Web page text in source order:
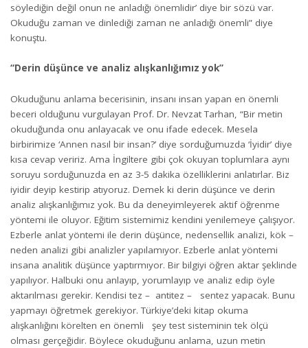
söylediğin değil onun ne anladığı önemlidir’ diye bir sözü var.
Okuduğu zaman ve dinlediği zaman ne anladığı önemli” diye
konuştu.
“Derin düşünce ve analiz alışkanlığımız yok”
Okuduğunu anlama becerisinin, insanı insan yapan en önemli
beceri olduğunu vurgulayan Prof. Dr. Nevzat Tarhan, “Bir metin
okuduğunda onu anlayacak ve onu ifade edecek. Mesela
birbirimize ‘Annen nasıl bir insan?’ diye sorduğumuzda ‘İyidir’ diye
kısa cevap veririz. Ama İngiltere gibi çok okuyan toplumlara aynı
soruyu sorduğunuzda en az 3-5 dakika özelliklerini anlatırlar. Biz
iyidir deyip kestirip atıyoruz. Demek ki derin düşünce ve derin
analiz alışkanlığımız yok. Bu da deneyimleyerek aktif öğrenme
yöntemi ile oluyor. Eğitim sistemimiz kendini yenilemeye çalışıyor.
Ezberle anlat yöntemi ile derin düşünce, nedensellik analizi, kök –
neden analizi gibi analizler yapılamıyor. Ezberle anlat yöntemi
insana analitik düşünce yaptırmıyor. Bir bilgiyi öğren aktar şeklinde
yapılıyor. Halbuki onu anlayıp, yorumlayıp ve analiz edip öyle
aktarılması gerekir. Kendisi tez – antitez – sentez yapacak. Bunu
yapmayı öğretmek gerekiyor. Türkiye’deki kitap okuma
alışkanlığını körelten en önemli şey test sisteminin tek ölçü
olması gerçeğidir. Böylece okuduğunu anlama, uzun metin